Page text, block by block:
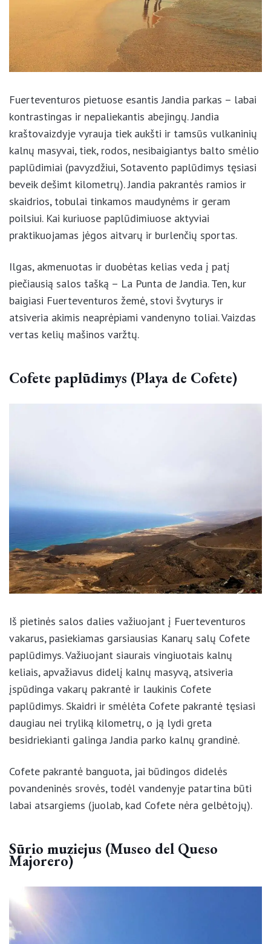
Fuerteventuros pietuose esantis Jandia parkas –
labai kontrastingas ir nepaliekantis abejingų. Jandia
kraštovaizdyje vyrauja tiek aukšti ir tamsūs
vulkaninių kalnų masyvai, tiek, rodos, nesibaigiantys
balto smėlio paplūdimiai (pavyzdžiui, Sotavento
paplūdimys tęsiasi beveik dešimt kilometrų). Jandia
pakrantės ramios ir skaidrios, tobulai tinkamos
paplūdimiuose aktyviai praktikuojamas jėgos aitvarų
ir burlenčių sportas.
Ilgas, akmenuotas ir duobėtas kelias veda į patį
piečiausią salos tašką – La Punta de Jandia. Ten, kur
Vaizdas vertas kelių mašinos varžtų.
Iš pietinės salos dalies važiuojant į Fuerteventuros
vakarus, pasiekiamas garsiausias Kanarų salų Cofete
paplūdimys. Važiuojant siaurais vingiuotais kalnų
keliais, apvažiavus didelį kalnų masyvą, atsiveria
įspūdinga vakarų pakrantė ir laukinis Cofete
paplūdimys. Skaidri ir smėlėta Cofete pakrantė
tęsiasi daugiau nei tryliką kilometrų, o ją lydi greta
besidriekianti galinga Jandia parko kalnų grandinė.
Cofete pakrantė banguota, jai būdingos didelės
labai atsargiems (juolab, kad Cofete nėra gelbėtojų).
Sūrio muziejus (Museo del Queso
Majorero)